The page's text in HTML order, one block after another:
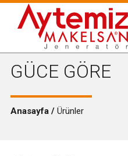
GÜCE GÖRE
Anasayfa / Ürünler